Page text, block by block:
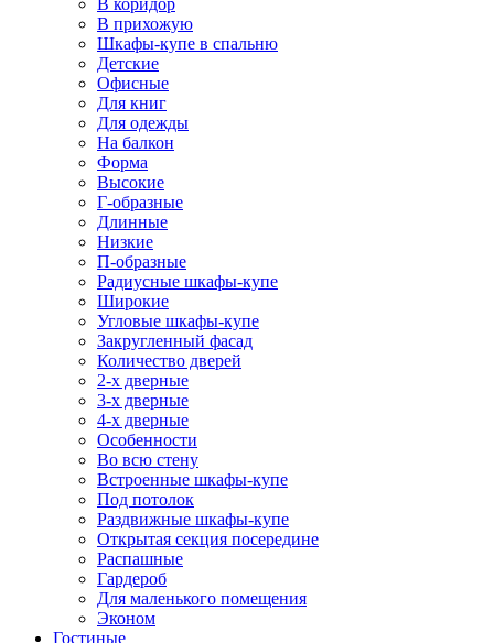
В коридор
В прихожую
Шкафы-купе в спальню
Детские
Офисные
Для книг
Для одежды
На балкон
Форма
Высокие
Г-образные
Длинные
Низкие
П-образные
Радиусные шкафы-купе
Широкие
Угловые шкафы-купе
Закругленный фасад
Количество дверей
2-х дверные
3-х дверные
4-х дверные
Особенности
Во всю стену
Встроенные шкафы-купе
Под потолок
Раздвижные шкафы-купе
Открытая секция посередине
Распашные
Гардероб
Для маленького помещения
Эконом
Гостиные